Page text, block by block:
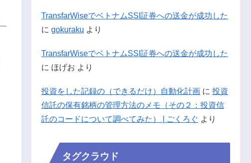
TransfarWiseでベトナムSSI証券への送金が成功した
に gokuraku より
TransfarWiseでベトナムSSI証券への送金が成功した
に ほげお より
投資をした記録の（できるだけ）自動化計画 に 投資
信託の保有銘柄の管理方法のメモ（その２：投資信
託のコードについて調べてみた） | ごくろぐ より
タグクラウド